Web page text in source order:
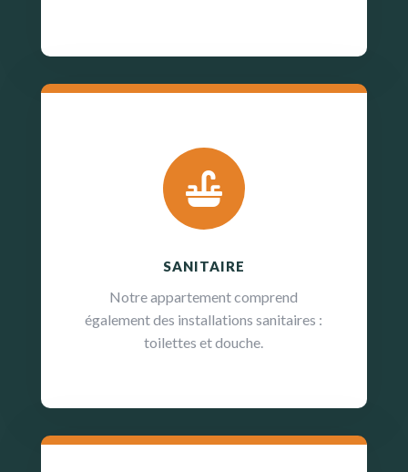

SANITAIRE
Notre appartement comprend
également des installations sanitaires :
toilettes et douche.